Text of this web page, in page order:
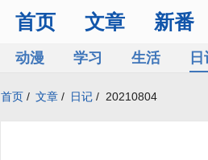
首页 文章 新番
动漫 学习 生活
首页 / 文章 / 日记 / 20210804